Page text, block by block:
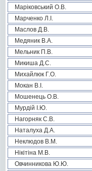
Маріковський О.В.
Марченко Л.І.
Маслов Д.В.
Медяник В.А.
Мельник П.В.
Микиша Д.С.
Михайлюк Г.О.
Мокан В.І.
Мошенець О.В.
Мурдій І.Ю.
Нагорняк С.В.
Наталуха Д.А.
Неклюдов В.М.
Нікітіна М.В.
Овчинникова Ю.Ю.